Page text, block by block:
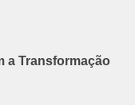
a Transformação